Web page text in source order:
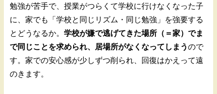
勉強が苦手で、授業がつらくて学校に行けなくなった子
に、家でも「学校と同じリズム・同じ勉強」を強要する
とどうなるか。 学校が嫌で逃げてきた場所（＝家）でま
で同じことを求められ、居場所がなくなってしまうので
す。家での安心感が少しずつ削られ、回復はかえって遠
のきます。